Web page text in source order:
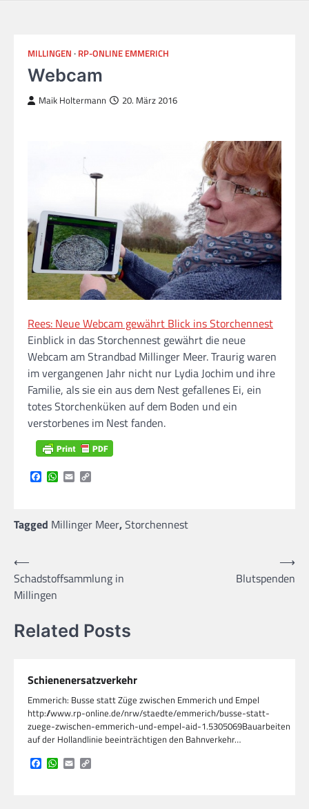
MILLINGEN RP-ONLINE EMMERICH
Webcam
Maik Holtermann 20. März 2016
Rees: Neue Webcam gewährt Blick ins Storchennest
Einblick in das Storchennest gewährt die neue
Webcam am Strandbad Millinger Meer. Traurig waren
im vergangenen Jahr nicht nur Lydia Jochim und ihre
Familie, als sie ein aus dem Nest gefallenes Ei, ein
totes Storchenküken auf dem Boden und ein
verstorbenes im Nest fanden.
Facebook
WhatsApp
Email
Tagged Millinger Meer,Storchennest
Beitragsnavigation
⟵
Schadstoffsammlung in
Millingen
Blutspenden
⟶
Related Posts
Schienenersatzverkehr
Emmerich: Busse statt Züge zwischen Emmerich und Empel
http://www.rp-online.de/nrw/staedte/emmerich/busse-statt-
zuege-zwischen-emmerich-und-empel-aid-1.5305069Bauarbeiten
auf der Hollandlinie beeinträchtigen den Bahnverkehr…
Facebook
WhatsApp
Email